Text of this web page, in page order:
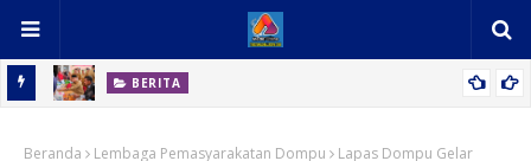
BERITA
Batu Bara ke Desa Bandar Sono
Beranda Lembaga Pemasyarakatan Dompu
Lapas Dompu Gelar